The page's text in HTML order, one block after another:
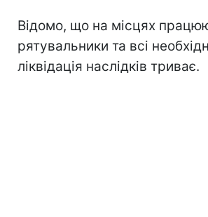
Відомо, що на місцях
рятувальники та всі
ліквідація наслідків триває.